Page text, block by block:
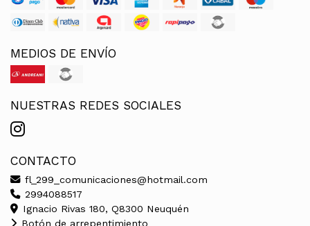
MEDIOS DE ENVÍO
NUESTRAS REDES SOCIALES
CONTACTO
fl_299_comunicaciones@hotmail.com
2994088517
Ignacio Rivas 180, Q8300 Neuquén
Botón de arrepentimiento